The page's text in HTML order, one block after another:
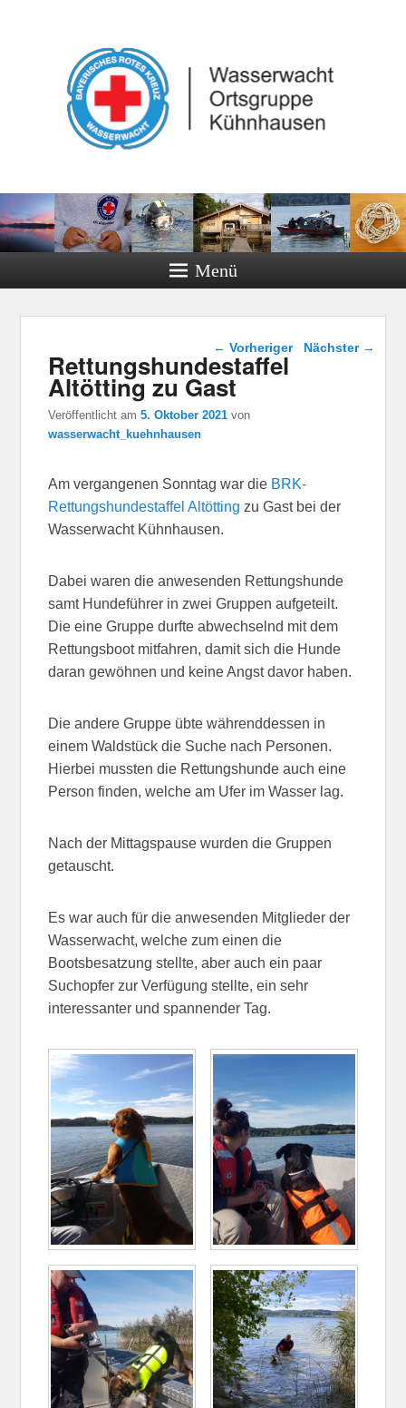
Menü
Beitragsnavigation
← Vorheriger Nächster →
Rettungshundestaffel
Altötting zu Gast
Veröffentlicht am5. Oktober 2021 von
wasserwacht_kuehnhausen
Am vergangenen Sonntag war die BRK-
Rettungshundestaffel Altötting zu Gast bei der
Wasserwacht Kühnhausen.
Dabei waren die anwesenden Rettungshunde
samt Hundeführer in zwei Gruppen aufgeteilt.
Die eine Gruppe durfte abwechselnd mit dem
Rettungsboot mitfahren, damit sich die Hunde
daran gewöhnen und keine Angst davor haben.
Die andere Gruppe übte währenddessen in
einem Waldstück die Suche nach Personen.
Hierbei mussten die Rettungshunde auch eine
Person finden, welche am Ufer im Wasser lag.
Nach der Mittagspause wurden die Gruppen
getauscht.
Es war auch für die anwesenden Mitglieder der
Wasserwacht, welche zum einen die
Bootsbesatzung stellte, aber auch ein paar
Suchopfer zur Verfügung stellte, ein sehr
interessanter und spannender Tag.